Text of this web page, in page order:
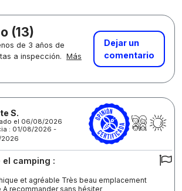
(13)
de 3 años de
a inspección. Más
Dejar un
comentario
S.
el 06/08/2026
: 01/08/2026 -
el camping :
et agréable Très beau emplacement
A recommander sans hésiter